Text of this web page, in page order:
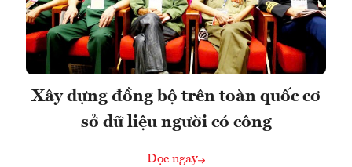
Xây dựng đồng bộ trên toàn quốc cơ
sở dữ liệu người có công
Đọc ngay